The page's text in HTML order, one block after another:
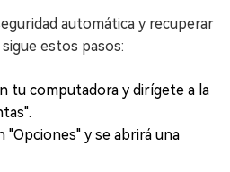
automática y recuperar
estos pasos:
tu computadora y dirígete a la
"Opciones" y se abrirá una